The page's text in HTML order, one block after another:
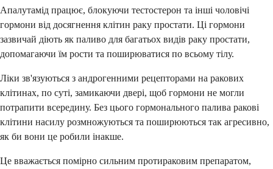
Апалутамід працює, блокуючи тестостерон та інші чоловічі
гормони від досягнення клітин раку простати. Ці гормони
зазвичай діють як паливо для багатьох видів раку простати,
допомагаючи їм рости та поширюватися по всьому тілу.
Ліки зв'язуються з андрогенними рецепторами на ракових
клітинах, по суті, замикаючи двері, щоб гормони не могли
потрапити всередину. Без цього гормонального палива ракові
клітини насилу розмножуються та поширюються так агресивно,
як би вони це робили інакше.
Це вважається помірно сильним протираковим препаратом,